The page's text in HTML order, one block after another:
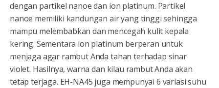
dengan partikel nanoe dan ion platinum. Partikel
nanoe memiliki kandungan air yang tinggi sehingga
mampu melembabkan dan mencegah kulit kepala
kering. Sementara ion platinum berperan untuk
menjaga agar rambut Anda tahan terhadap sinar
violet. Hasilnya, warna dan kilau rambut Anda akan
tetap terjaga. EH-NA45 juga mempunyai 6 variasi suhu